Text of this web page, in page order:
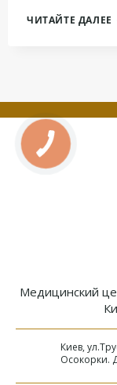
ЧИТАЙТЕ ДАЛЕЕ
Медицинский
Киев,
Осокорки.